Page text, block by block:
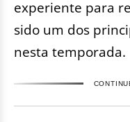
experiente para
sido um dos
nesta temporada.